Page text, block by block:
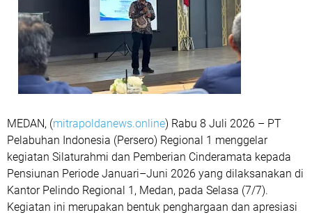
MEDAN, (mitrapoldanews.online) Rabu 8 Juli 2026 – PT
Pelabuhan Indonesia (Persero) Regional 1 menggelar
kegiatan Silaturahmi dan Pemberian Cinderamata kepada
Pensiunan Periode Januari–Juni 2026 yang dilaksanakan di
Kantor Pelindo Regional 1, Medan, pada Selasa (7/7).
Kegiatan ini merupakan bentuk penghargaan dan apresiasi